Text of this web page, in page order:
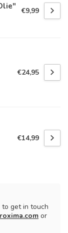
€9,99
€24,95
€14,99
to get in touch
or